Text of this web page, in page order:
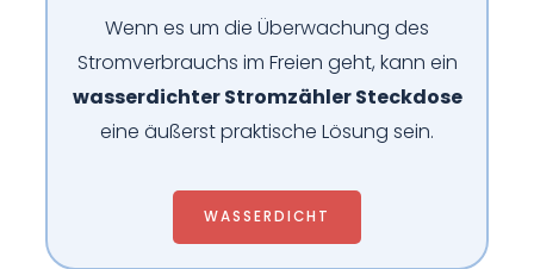
Wenn es um die Überwachung des
Stromverbrauchs im Freien geht, kann ein
wasserdichter Stromzähler Steckdose
eine äußerst praktische Lösung sein.
WASSERDICHT